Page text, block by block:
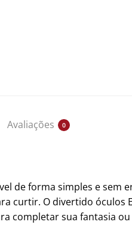
Avaliações 0
de forma simples e sem
curtir. O divertido óculos
completar sua fantasia